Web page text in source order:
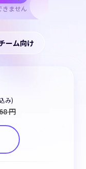
ません
ーム向け
み)
円